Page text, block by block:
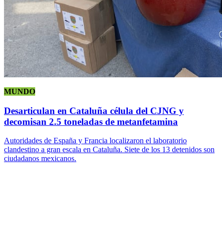
MUNDO
Desarticulan en Cataluña célula del CJNG y
decomisan 2.5 toneladas de metanfetamina
Autoridades de España y Francia localizaron el laboratorio
clandestino a gran escala en Cataluña. Siete de los 13 detenidos son
ciudadanos mexicanos.